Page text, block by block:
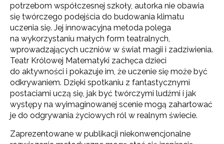
potrzebom współczesnej szkoły, autorka nie obawia
się twórczego podejścia do budowania klimatu
uczenia się. Jej innowacyjna metoda polega
na wykorzystaniu małych form teatralnych,
wprowadzających uczniów w świat magii i zadziwienia.
Teatr Królowej Matematyki zachęca dzieci
do aktywności i pokazuje im, że uczenie się może być
odkrywaniem. Dzięki spotkaniu z fantastycznymi
postaciami uczą się, jak być twórczymi ludźmi i jak
występy na wyimaginowanej scenie mogą zahartować
je do odgrywania życiowych ról w realnym świecie.
Zaprezentowane w publikacji niekonwencjonalne